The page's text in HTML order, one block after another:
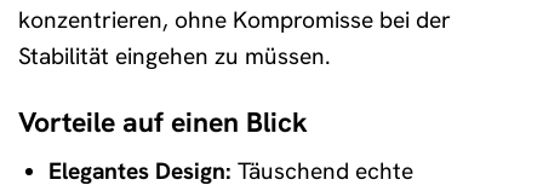
konzentrieren, ohne Kompromisse bei der
Stabilität eingehen zu müssen.
Vorteile auf einen Blick
Elegantes Design: Täuschend echte